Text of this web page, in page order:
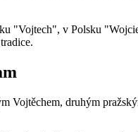
"Vojtech", v Polsku
Vojtěchem, druhým